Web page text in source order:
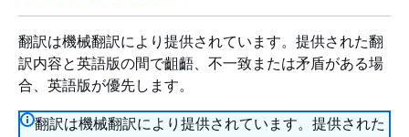
翻訳は機械翻訳により提供されています。提供された翻
訳内容と英語版の間で齟齬、不一致または矛盾がある場
合、英語版が優先します。
翻訳は機械翻訳により提供されています。提供された